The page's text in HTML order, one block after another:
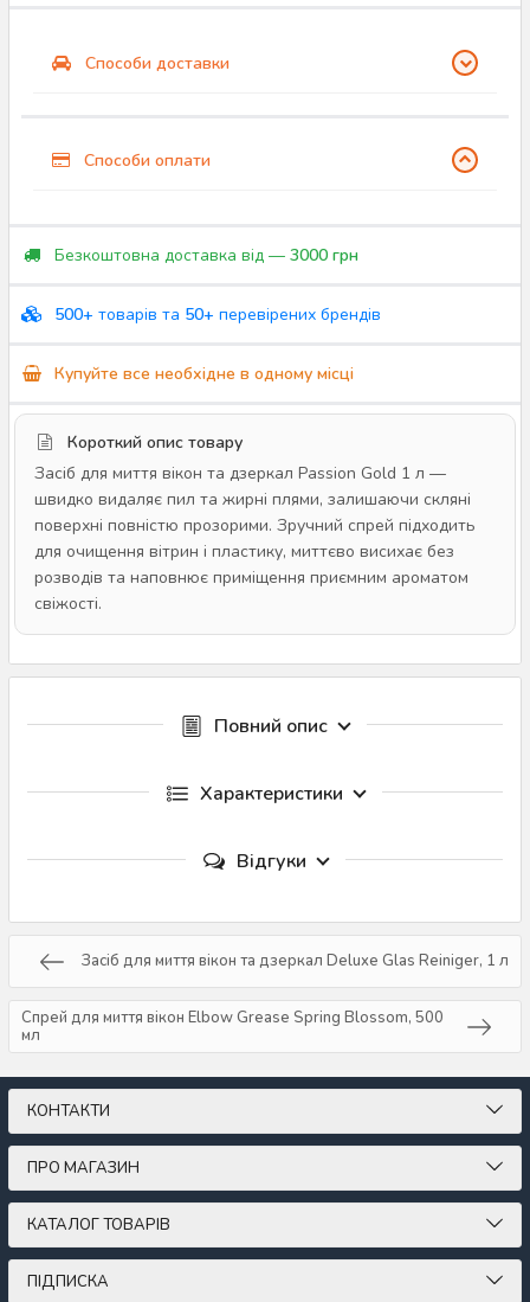
Способи доставки
Способи оплати
Безкоштовна доставка від — 3000 грн
500+ товарів та 50+ перевірених брендів
Купуйте все необхідне в одному місці
Короткий опис товару
Засіб для миття вікон та дзеркал Passion Gold 1 л —
швидко видаляє пил та жирні плями, залишаючи скляні
поверхні повністю прозорими. Зручний спрей підходить
для очищення вітрин і пластику, миттєво висихає без
розводів та наповнює приміщення приємним ароматом
свіжості.
Повний опис
Характеристики
Відгуки
Засіб для миття вікон та дзеркал Deluxe Glas Reiniger, 1 л
Спрей для миття вікон Elbow Grease Spring Blossom, 500
мл
КОНТАКТИ
ПРО МАГАЗИН
КАТАЛОГ ТОВАРІВ
ПІДПИСКА